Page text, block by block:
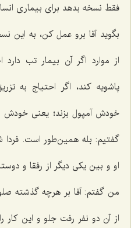
فقط نسخه بدهد برای بیماری
بگوید آقا برو عمل کن، به این
از موارد اگر آن بیمار تب دارد
پاشویه کند، اگر احتیاج به
خودش آمپول بزند؛ یعنی خودش
گفتیم: بله همین‌طور است. فردا
او و بین یکی دیگر از رفقا و
من گفتم: آقا بر هرچه گذشته
از آن دو نفر رفت جلو و این